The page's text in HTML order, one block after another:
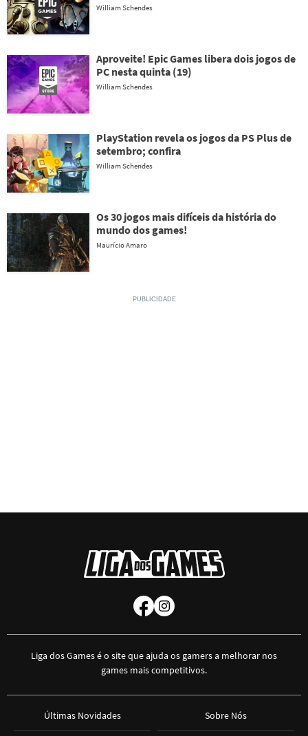
William Schendes
Aproveite! Epic Games libera dois jogos de
PC nesta quinta (19)
William Schendes
PlayStation revela os jogos da PS Plus de
setembro; confira
William Schendes
Os 30 jogos mais difíceis da história do
mundo dos games!
Maurício Amaro
Liga dos Games é o site que ajuda os gamers a melhorar nos
games mais competitivos.
Últimas Novidades Sobre Nós